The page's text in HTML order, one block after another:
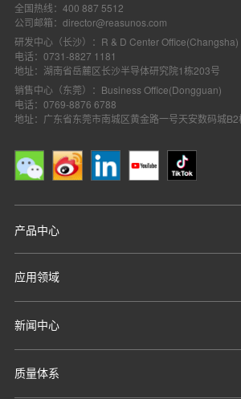
全国热线：400 887 5512
公司邮箱：director@reasunos.com
研发中心（长沙）：R & D Center Office(Changsha)
电话：0731-8827 1181
地址：湖南省岳麓区长沙半导体研究院1栋203号
销售中心（东莞）：Business Office(Dongguan)
电话：0769-8876 6788
地址：广东省东莞市南城区黄金路一号天安数码城
产品中心
应用领域
新闻中心
质量体系